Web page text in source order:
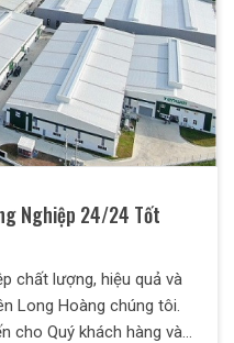
Nghiệp 24/24 Tốt
chất lượng, hiệu quả và
Long Hoàng chúng tôi.
cho Quý khách hàng và